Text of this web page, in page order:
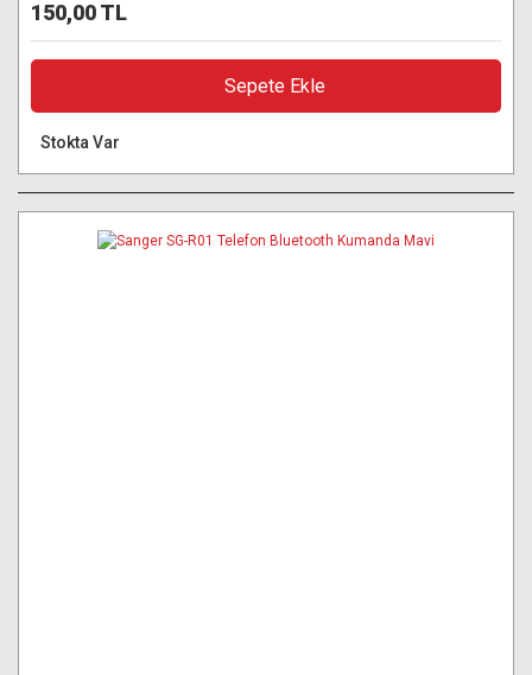
150,00 TL
Sepete Ekle
Stokta Var